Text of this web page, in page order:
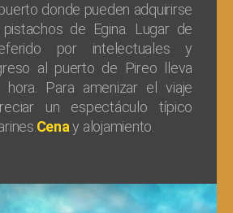
donde pueden adquirirse
de Egina. Lugar de
por intelectuales y
al puerto de Pireo lleva
Para amenizar el viaje
un espectáculo típico
Cenay alojamiento.